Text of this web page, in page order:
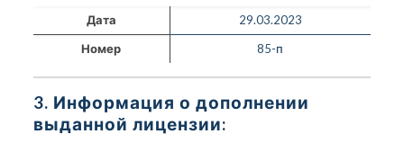
Дата
29.03.2023
Номер
85-п
3. Информация о дополнении
выданной лицензии: